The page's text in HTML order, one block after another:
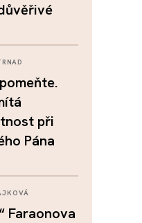
při
Pána
Faraonova